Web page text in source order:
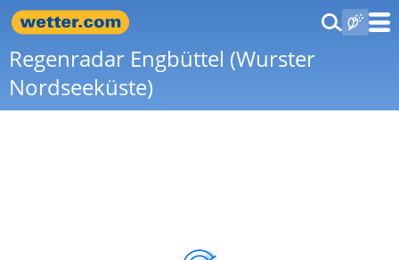
Regenradar Engbüttel (Wurster
Nordseeküste)